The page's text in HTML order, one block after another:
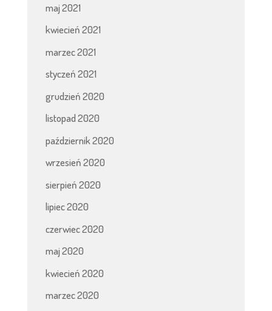
maj 2021
kwiecień 2021
marzec 2021
styczeń 2021
grudzień 2020
listopad 2020
październik 2020
wrzesień 2020
sierpień 2020
lipiec 2020
czerwiec 2020
maj 2020
kwiecień 2020
marzec 2020